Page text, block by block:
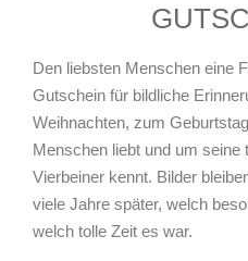
Den liebsten Menschen eine
Gutschein für bildliche
Weihnachten, zum
Menschen liebt und um seine
Vierbeiner kennt. Bilder
viele Jahre später, welch
welch tolle Zeit es war.